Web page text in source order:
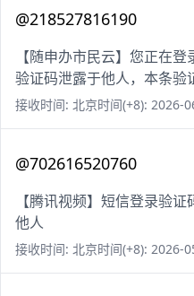
@218527816190
【随申办市民云】您正在
验证码泄露于他人，本条验
接收时间: 北京时间(+8): 2026-
@702616520760
【腾讯视频】短信登录验
他人
接收时间: 北京时间(+8): 2026-